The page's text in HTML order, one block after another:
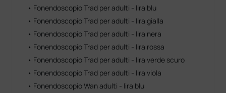
• Fonendoscopio Trad per adulti - lira blu
• Fonendoscopio Trad per adulti - lira gialla
• Fonendoscopio Trad per adulti - lira nera
• Fonendoscopio Trad per adulti - lira rossa
• Fonendoscopio Trad per adulti - lira verde scuro
• Fonendoscopio Trad per adulti - lira viola
• Fonendoscopio Wan adulti - lira blu